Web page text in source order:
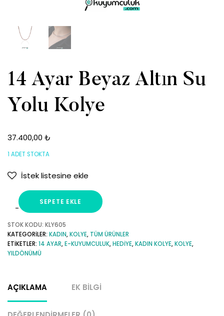
14 Ayar Beyaz Altın Su
Yolu Kolye
37.400,00 ₺
1 ADET STOKTA
İstek listesine ekle
Ayar
Beyaz
Altın
Kolye
adet
SEPETE EKLE
STOK KODU: KLY605
KATEGORILER: KADIN,KOLYE, TÜM ÜRÜNLER
ETIKETLER: 14 AYAR,E-KUYUMCULUK,HEDIYE,KADIN KOLYE,KOLYE,
YILDÖNÜMÜ
AÇIKLAMA EK BILGI